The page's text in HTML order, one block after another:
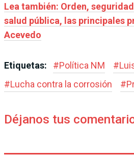
Lea también: Orden,
salud pública, las principales
Acevedo
Etiquetas: #Política NM #
#Lucha contra la corrosión #
Déjanos tus